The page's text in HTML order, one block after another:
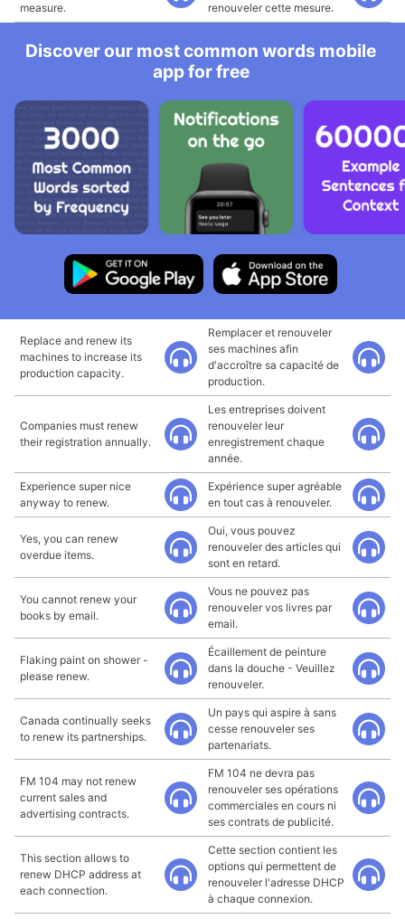
measure.
renouveler cette mesure.
Discover our most common words mobile
app for free
Replace and renew its
machines to increase its
production capacity.
Remplacer et renouveler
ses machines afin
d'accroître sa capacité de
production.
Companies must renew
their registration annually.
Les entreprises doivent
renouveler leur
enregistrement chaque
année.
Experience super nice
anyway to renew.
Expérience super agréable
en tout cas à renouveler.
Yes, you can renew
overdue items.
Oui, vous pouvez
renouveler des articles qui
sont en retard.
You cannot renew your
books by email.
Vous ne pouvez pas
renouveler vos livres par
email.
Flaking paint on shower -
please renew.
Écaillement de peinture
dans la douche - Veuillez
renouveler.
Canada continually seeks
to renew its partnerships.
Un pays qui aspire à sans
cesse renouveler ses
partenariats.
FM 104 may not renew
current sales and
advertising contracts.
FM 104 ne devra pas
renouveler ses opérations
commerciales en cours ni
ses contrats de publicité.
This section allows to
renew DHCP address at
each connection.
Cette section contient les
options qui permettent de
renouveler l'adresse DHCP
à chaque connexion.